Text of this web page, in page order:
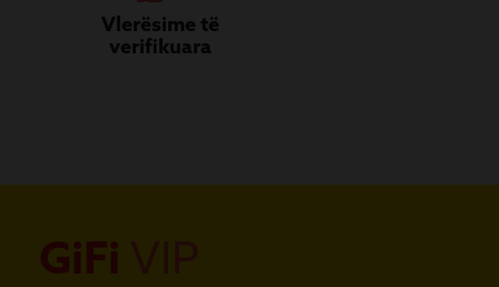
Vlerësime të
verifikuara
GiFi